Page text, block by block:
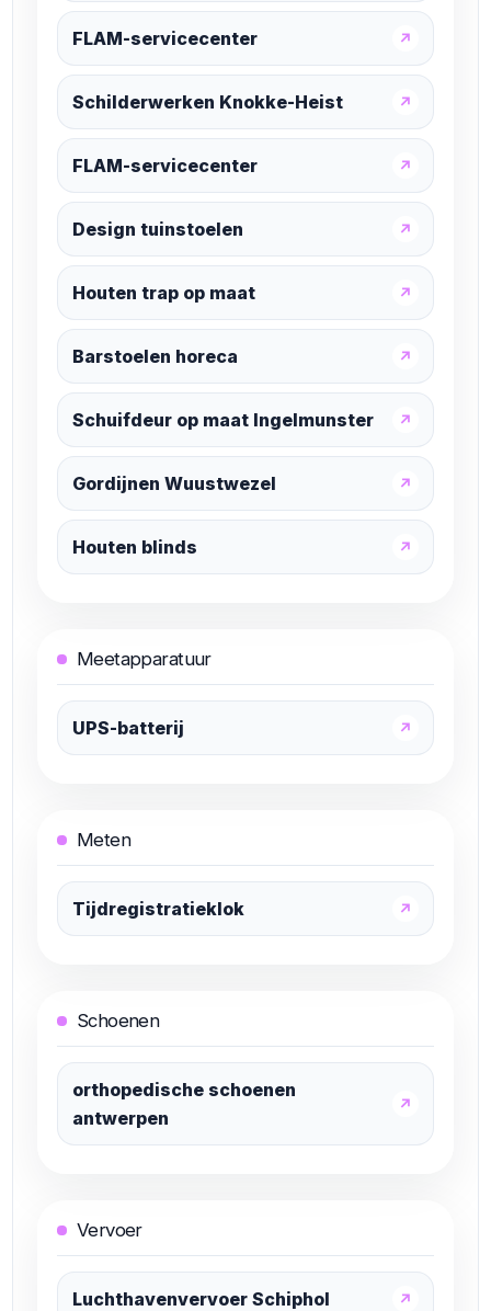
FLAM-servicecenter ↗
Schilderwerken Knokke-Heist ↗
FLAM-servicecenter ↗
Design tuinstoelen ↗
Houten trap op maat ↗
Barstoelen horeca ↗
Schuifdeur op maat Ingelmunster ↗
Gordijnen Wuustwezel ↗
Houten blinds ↗
Meetapparatuur
UPS-batterij ↗
Meten
Tijdregistratieklok ↗
Schoenen
orthopedische schoenen
antwerpen
↗
Vervoer
Luchthavenvervoer Schiphol ↗